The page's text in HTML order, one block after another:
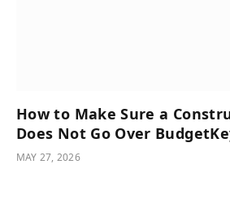
How to Make Sure a
Does Not Go Over
MAY 27, 2026